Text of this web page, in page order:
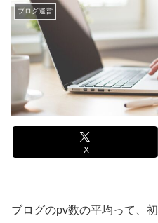
ブログ運営
X
ブログのpv数の平均って、